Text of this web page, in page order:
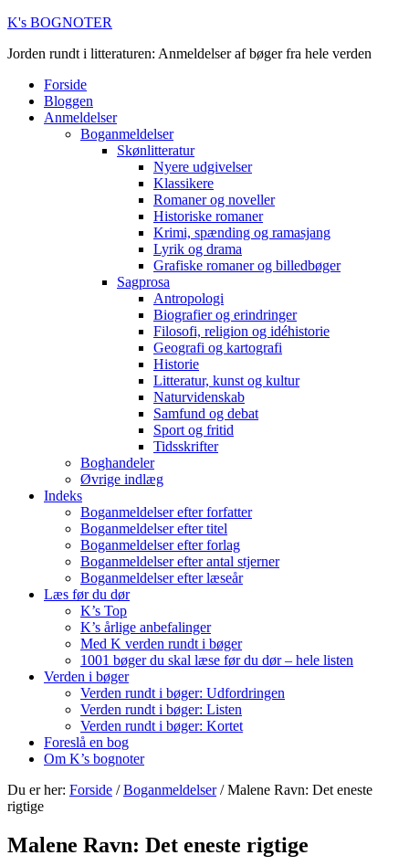
K's BOGNOTER
Jorden rundt i litteraturen: Anmeldelser af bøger fra hele verden
Forside
Bloggen
Anmeldelser
Boganmeldelser
Skønlitteratur
Nyere udgivelser
Klassikere
Romaner og noveller
Historiske romaner
Krimi, spænding og ramasjang
Lyrik og drama
Grafiske romaner og billedbøger
Sagprosa
Antropologi
Biografier og erindringer
Filosofi, religion og idéhistorie
Geografi og kartografi
Historie
Litteratur, kunst og kultur
Naturvidenskab
Samfund og debat
Sport og fritid
Tidsskrifter
Boghandeler
Øvrige indlæg
Indeks
Boganmeldelser efter forfatter
Boganmeldelser efter titel
Boganmeldelser efter forlag
Boganmeldelser efter antal stjerner
Boganmeldelser efter læseår
Læs før du dør
K’s Top
K’s årlige anbefalinger
Med K verden rundt i bøger
1001 bøger du skal læse før du dør – hele listen
Verden i bøger
Verden rundt i bøger: Udfordringen
Verden rundt i bøger: Listen
Verden rundt i bøger: Kortet
Foreslå en bog
Om K’s bognoter
Du er her: Forside / Boganmeldelser /Malene Ravn: Det eneste
rigtige
Malene Ravn: Det eneste rigtige